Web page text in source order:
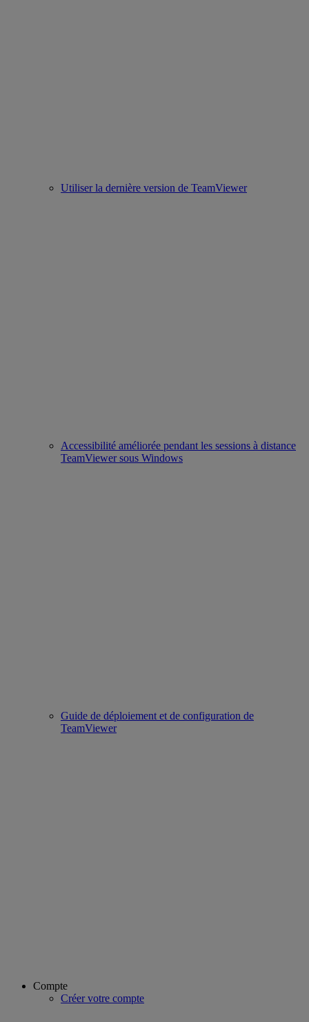
Utiliser la dernière version de TeamViewer
Accessibilité améliorée pendant les sessions à distance
TeamViewer sous Windows
Guide de déploiement et de configuration de
TeamViewer
Compte
Créer votre compte